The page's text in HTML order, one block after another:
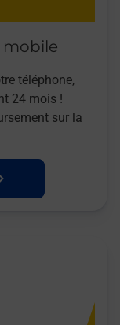
mobile
téléphone,
24 mois !
sur la